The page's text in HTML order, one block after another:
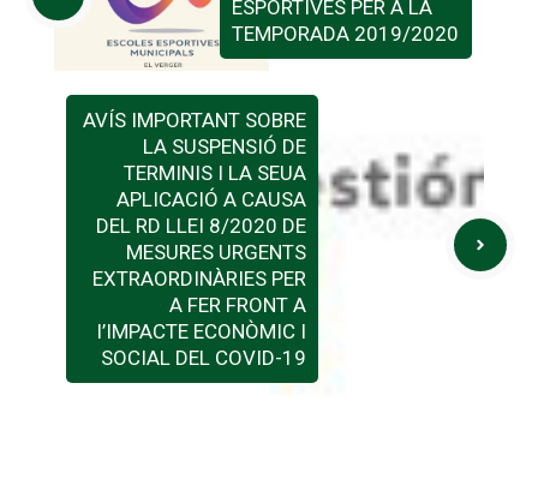
ESPORTIVES PER A LA
TEMPORADA 2019/2020
AVÍS IMPORTANT SOBRE
LA SUSPENSIÓ DE
TERMINIS I LA SEUA
APLICACIÓ A CAUSA
DEL RD LLEI 8/2020 DE
MESURES URGENTS
EXTRAORDINÀRIES PER
A FER FRONT A
l’IMPACTE ECONÒMIC I
SOCIAL DEL COVID-19